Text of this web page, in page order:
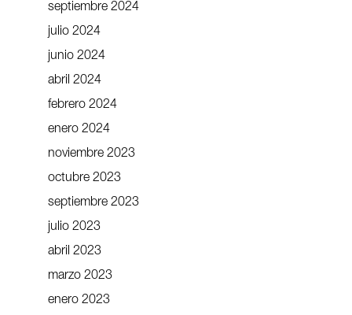
septiembre 2024
julio 2024
junio 2024
abril 2024
febrero 2024
enero 2024
noviembre 2023
octubre 2023
septiembre 2023
julio 2023
abril 2023
marzo 2023
enero 2023